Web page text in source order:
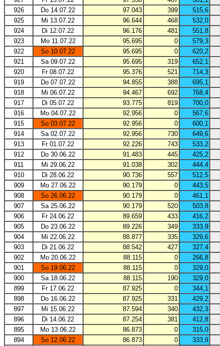
926
Do 14.07.22 97.043 399
515,6
925
Mi 13.07.22 96.644 468
532,0
924
Di 12.07.22 96.176 481
551,8
923
Mo 11.07.22 95.695 0
579,3
922
So 10.07.22 95.695 0
620,2
921
Sa 09.07.22 95.695 319
652,1
920
Fr 08.07.22 95.376 521
714,3
919
Do 07.07.22 94.855 388
695,1
918
Mi 06.07.22 94.467 692
768,4
917
Di 05.07.22 93.775 819
700,0
916
Mo 04.07.22 92.956 0
567,6
915
So 03.07.22 92.956 0
600,1
914
Sa 02.07.22 92.956 730
649,6
913
Fr 01.07.22 92.226 743
533,2
912
Do 30.06.22 91.483 445
425,2
911
Mi 29.06.22 91.038 302
444,4
910
Di 28.06.22 90.736 557
512,5
909
Mo 27.06.22 90.179 0
443,5
908
So 26.06.22 90.179 0
461,1
907
Sa 25.06.22 90.179 520
503,8
906
Fr 24.06.22 89.659 433
416,2
905
Do 23.06.22 89.226 349
333,9
904
Mi 22.06.22 88.877 335
329,6
903
Di 21.06.22 88.542 427
327,4
902
Mo 20.06.22 88.115 0
266,8
901
So 19.06.22 88.115 0
329,0
900
Sa 18.06.22 88.115 190
329,0
899
Fr 17.06.22 87.925 0
344,1
898
Do 16.06.22 87.925 331
429,2
897
Mi 15.06.22 87.594 340
432,3
896
Di 14.06.22 87.254 381
412,8
895
Mo 13.06.22 86.873 0
315,0
894
So 12.06.22 86.873 0
333,9